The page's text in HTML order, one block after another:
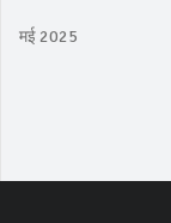
मई 2025